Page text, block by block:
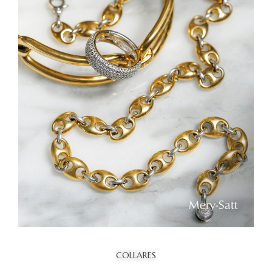
COLLARES